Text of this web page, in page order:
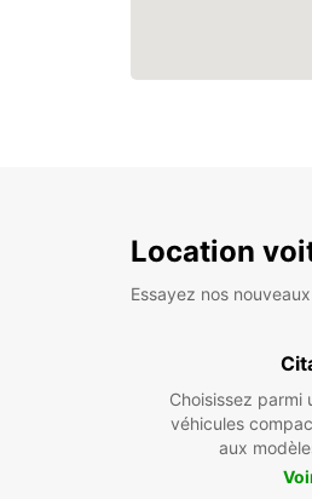
Location
Essayez nos
Choisissez parmi
véhicules
aux